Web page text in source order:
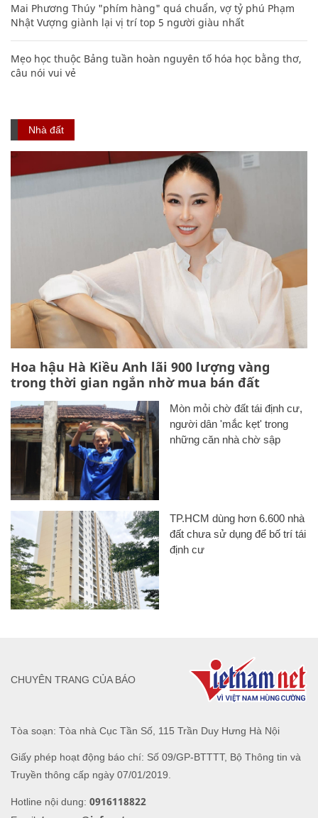
Mai Phương Thúy "phím hàng" quá chuẩn, vợ tỷ phú Phạm
Nhật Vượng giành lại vị trí top 5 người giàu nhất
Mẹo học thuộc Bảng tuần hoàn nguyên tố hóa học bằng thơ,
câu nói vui vẻ
Nhà đất
Hoa hậu Hà Kiều Anh lãi 900 lượng vàng
trong thời gian ngắn nhờ mua bán đất
Mòn mỏi chờ đất tái định cư,
người dân 'mắc kẹt' trong
những căn nhà chờ sập
TP.HCM dùng hơn 6.600 nhà
đất chưa sử dụng để bố trí tái
định cư
Tòa soạn: Tòa nhà Cục Tần Số, 115 Trần Duy Hưng Hà Nội
Giấy phép hoạt động báo chí: Số 09/GP-BTTTT, Bộ Thông tin và
Truyền thông cấp ngày 07/01/2019.
Hotline nội dung: 0916118822
CHUYÊN TRANG CỦA BÁO